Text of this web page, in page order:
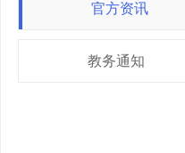
官方资讯
教务通知